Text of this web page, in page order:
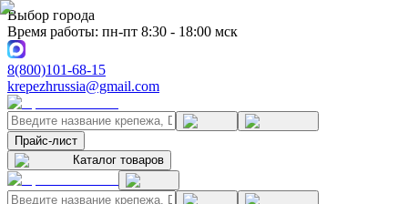
Выбор города
Время работы: пн-пт 8:30 - 18:00 мск
8(800)101-68-15
krepezhrussia@gmail.com
Прайс-лист
Каталог товаров